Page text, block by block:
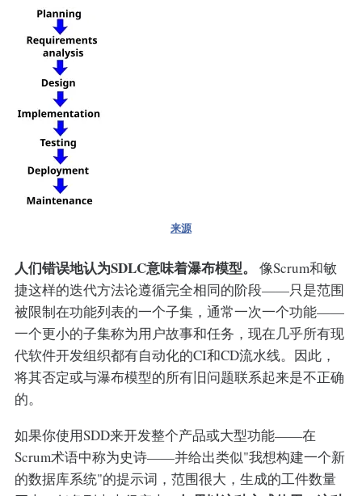
来源
人们错误地认为SDLC意味着瀑布模型。
像Scrum和敏
捷这样的迭代方法论遵循完全相同的阶段——只是范围
被限制在功能列表的一个子集，通常一次一个功能——
一个更小的子集称为用户故事和任务，现在几乎所有现
代软件开发组织都有自动化的CI和CD流水线。因此，
将其否定或与瀑布模型的所有旧问题联系起来是不正确
的。
如果你使用SDD来开发整个产品或大型功能——在
Scrum术语中称为史诗——并给出类似"我想构建一个新
的数据库系统"的提示词，范围很大，生成的工件数量